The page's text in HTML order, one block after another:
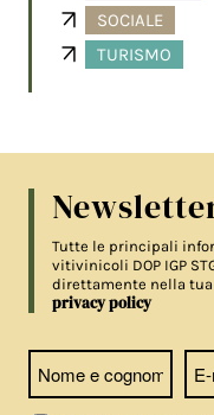
SOCIALE
TURISMO
Tutte le principali
vitivinicoli DOP IGP
direttamente nella
privacy policy